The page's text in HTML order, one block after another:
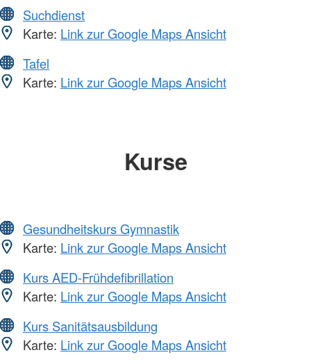
Suchdienst
Karte: Link zur Google Maps Ansicht
Tafel
Karte: Link zur Google Maps Ansicht
Kurse
Gesundheitskurs Gymnastik
Karte: Link zur Google Maps Ansicht
Kurs AED-Frühdefibrillation
Karte: Link zur Google Maps Ansicht
Kurs Sanitätsausbildung
Karte: Link zur Google Maps Ansicht